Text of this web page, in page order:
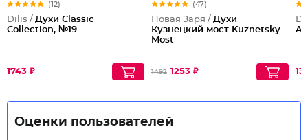
(12)
Dilis / Духи Classic
Collection, №19
1743 ₽
(47)
Новая Заря / Духи
Кузнецкий мост Kuznetsky
Most
1492 1253 ₽
Оценки пользователей